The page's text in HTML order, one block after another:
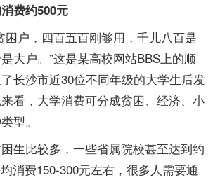
费约500元
户，四百五百刚够用，千儿八百是
大户。”这是某高校网站BBS上的顺
长沙市近30位不同年级的大学生后发
看，大学消费可分成贫困、经济、小
型。
比较多，一些省属院校甚至达到约
消费150-300元左右，很多人需要通